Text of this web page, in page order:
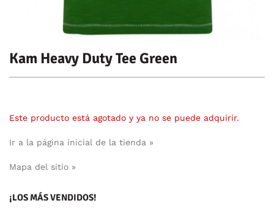
Kam Heavy Duty Tee Green
Este producto está agotado y ya no se puede adquirir.
Ir a la página inicial de la tienda »
Mapa del sitio »
¡LOS MÁS VENDIDOS!